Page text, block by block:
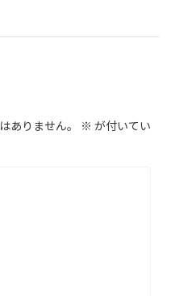
ありません。 ※ が付いてい